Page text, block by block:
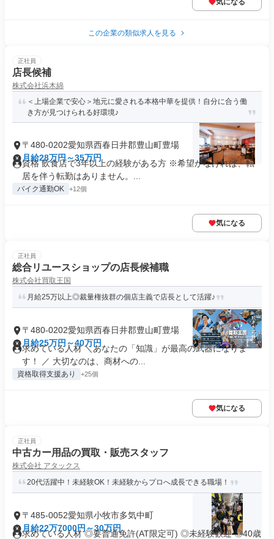
気になる
この企業の類似求人を見る
正社員
店長候補
株式会社浜木綿
＜上場企業で安心＞地元に愛される本格中華を提供！自分に合う働
き方が見つけられる好環境♪
〒480-0202愛知県西春日井郡豊山町豊場
月給28万円～35万円
資格 飲食店で3年以上の経験がある方 ※希望がなければ、転
居を伴う転勤はありません。...
バイク通勤OK +12個
気になる
正社員
総合リユースショップの店長候補職
株式会社買取王国
月給25万以上◎裁量権抜群の個店主義で店長として活躍♪
〒480-0202愛知県西春日井郡豊山町豊場
月給25万円～40万円
求めている人材 ＼あなたの「知識」が最高の武器になりま
す！ ／ 大切なのは、商材への...
資格取得支援あり +25個
気になる
正社員
中古カー用品の買取・販売スタッフ
株式会社 アタックス
20代活躍中！未経験OK！未経験からプロへ成長できる職場！
〒485-0052愛知県小牧市多気中町
月給22万7000円～30万円
求めている人材 ◎要普通免許(AT限定可) ◎未経験歓迎 ◎40歳